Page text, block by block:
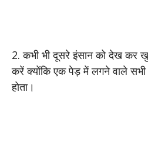
2. कभी भी दूसरे इंसान को देख कर
करें क्योंकि एक पेड़ में लगने वाले
होता।